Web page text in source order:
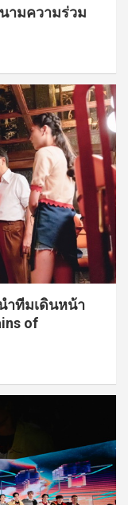
ามความร่วม
ำทีมเดินหน้า
of